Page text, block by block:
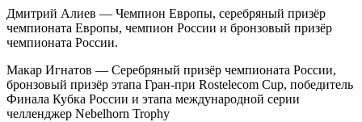
Дмитрий Алиев — Чемпион Европы, серебряный призёр
чемпионата Европы, чемпион России и бронзовый призёр
чемпионата России.
Макар Игнатов — Серебряный призёр чемпионата России,
бронзовый призёр этапа Гран-при Rostelecom Cup, победитель
Финала Кубка России и этапа международной серии
челленджер Nebelhorn Trophy